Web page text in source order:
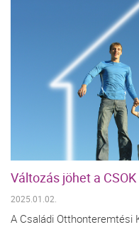
Változás jöhet a
2025.01.02.
A Családi Otthonteremtési